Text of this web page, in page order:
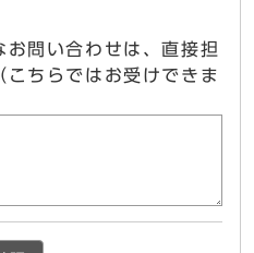
お問い合わせは、直接担
こちらではお受けできま